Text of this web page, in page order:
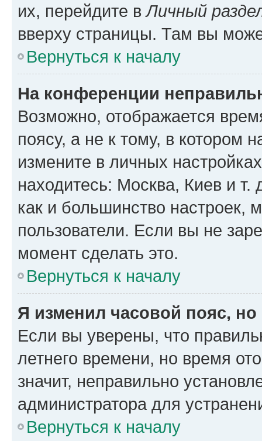
их, перейдите вЛичный
вверху страницы. Там вы
Вернуться к началу
На конференции
Возможно, отображается
поясу, а не к тому, в котором
измените в личных
находитесь: Москва, Киев и т.
как и большинство настроек,
пользователи. Если вы не
момент сделать это.
Вернуться к началу
Я изменил часовой пояс,
Если вы уверены, что
летнего времени, но время
значит, неправильно
администратора для
Вернуться к началу